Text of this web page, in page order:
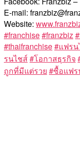
E-mail:
Website:
#franchise#franzbiz
#thaifranchise#แฟร
รนไชส์#โอกาสธุรกิจ
ถูกที่มีแต่รวย #ซื้อแฟ